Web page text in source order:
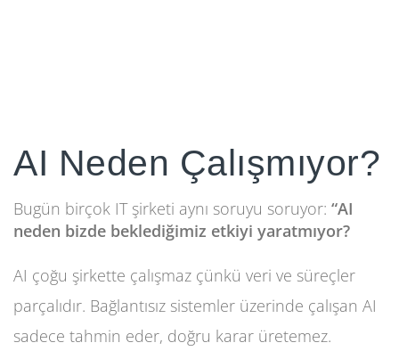
AI Neden Çalışmıyor?
Bugün birçok IT şirketi aynı soruyu soruyor: “AI
neden bizde beklediğimiz etkiyi yaratmıyor?
AI çoğu şirkette çalışmaz çünkü veri ve süreçler
parçalıdır. Bağlantısız sistemler üzerinde çalışan AI
sadece tahmin eder, doğru karar üretemez.